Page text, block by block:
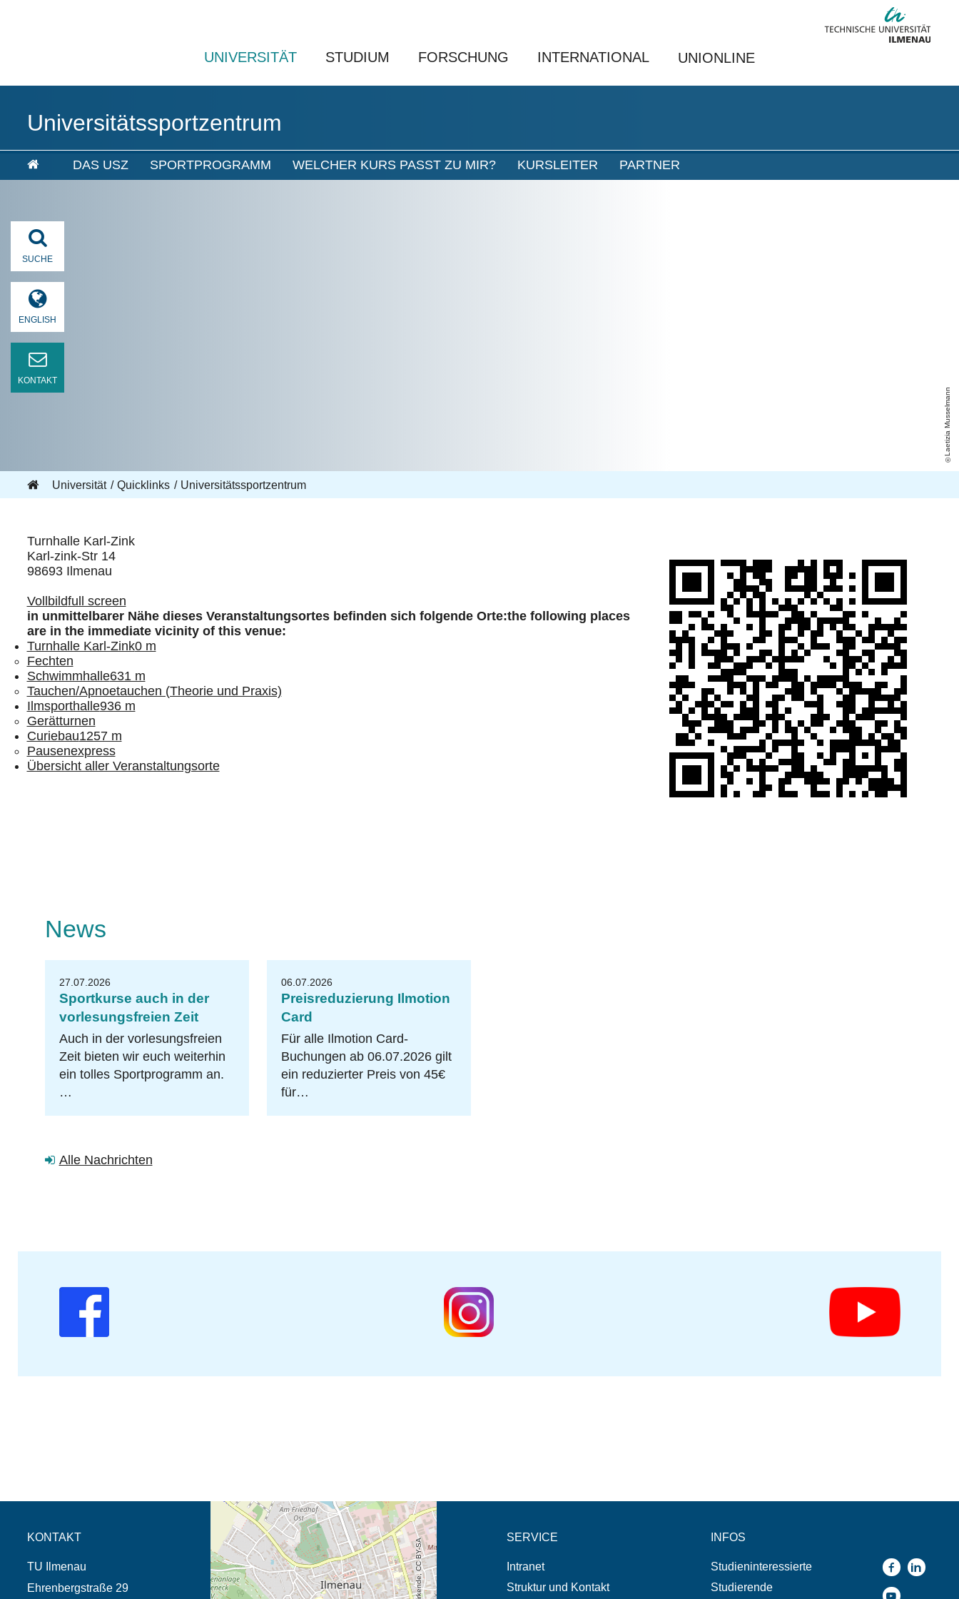
UNIVERSITÄT STUDIUM FORSCHUNG INTERNATIONAL UNIONLINE
Universitätssportzentrum
DAS USZ SPORTPROGRAMM WELCHER KURS PASST ZU MIR? KURSLEITER PARTNER
Laetizia Musselmann
SUCHE
ENGLISH
KONTAKT
Universität Quicklinks Universitätssportzentrum
Turnhalle Karl-Zink
Karl-zink-Str 14
98693 Ilmenau
Vollbildfull screen
in unmittelbarer Nähe dieses Veranstaltungsortes befinden sich folgende Orte:the following places
are in the immediate vicinity of this venue:
Turnhalle Karl-Zink0 m
Fechten
Schwimmhalle631 m
Tauchen/Apnoetauchen (Theorie und Praxis)
Ilmsporthalle936 m
Gerätturnen
Curiebau1257 m
Pausenexpress
Übersicht aller Veranstaltungsorte
News
27.07.2026
Sportkurse auch in der
vorlesungsfreien Zeit
Auch in der vorlesungsfreien
Zeit bieten wir euch weiterhin
ein tolles Sportprogramm an.
…
06.07.2026
Preisreduzierung Ilmotion
Card
Für alle Ilmotion Card-
Buchungen ab 06.07.2026 gilt
ein reduzierter Preis von 45€
für…
Alle Nachrichten
KONTAKT
TU Ilmenau
Ehrenbergstraße 29
Öffnet die Anfahrtsbeschreibung in neuem
Tab (Karte)
SERVICE
Intranet
Struktur und Kontakt
INFOS
Studieninteressierte
Studierende